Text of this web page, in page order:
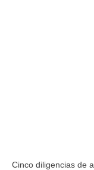
Cinco diligencias de